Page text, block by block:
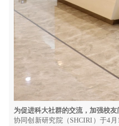
为促进科大社群的交流，加强校友
协同创新研究院（SHCIRI）于4